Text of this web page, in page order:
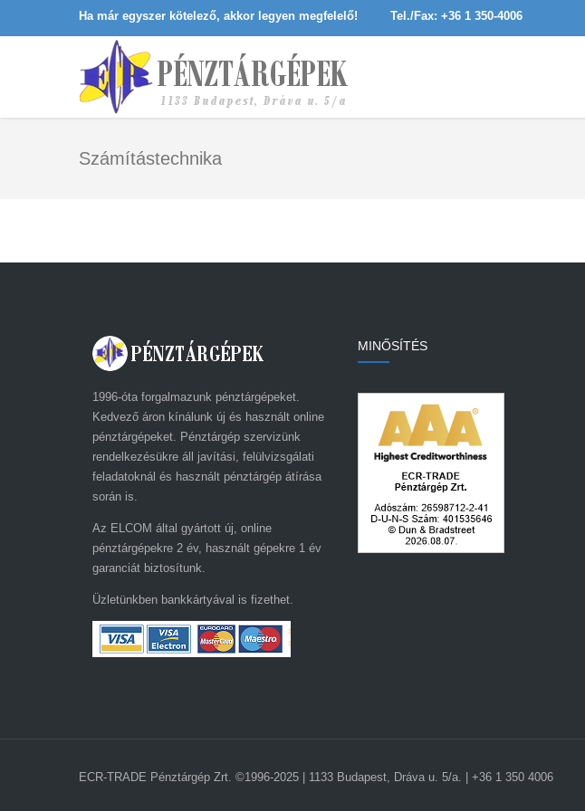
Ha már egyszer kötelező, akkor legyen megfelelő! Tel./Fax: +36 1 350-4006
Számítástechnika
1996-óta forgalmazunk pénztárgépeket.
Kedvező áron kínálunk új és használt online
pénztárgépeket. Pénztárgép szervizünk
rendelkezésükre áll javítási, felülvizsgálati
feladatoknál és használt pénztárgép átírása
során is.
Az ELCOM által gyártott új, online
pénztárgépekre 2 év, használt gépekre 1 év
garanciát biztosítunk.
Üzletünkben bankkártyával is fizethet.
MINŐSÍTÉS
ECR-TRADE Pénztárgép Zrt. ©1996-2025 | 1133 Budapest, Dráva u. 5/a. | +36 1 350 4006